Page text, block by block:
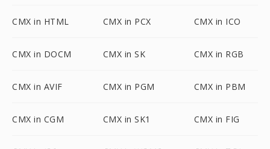
CMX in HTML CMX in PCX CMX in ICO
CMX in DOCM CMX in SK CMX in RGB
CMX in AVIF CMX in PGM CMX in PBM
CMX in CGM CMX in SK1 CMX in FIG